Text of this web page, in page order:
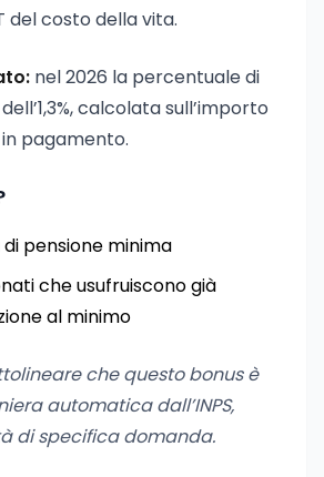
del costo della vita.
nel 2026 la percentuale di
calcolata sull’importo
pagamento.
pensione minima
che usufruiscono già
al minimo
che questo bonus è
automatica dall’INPS,
di specifica domanda.